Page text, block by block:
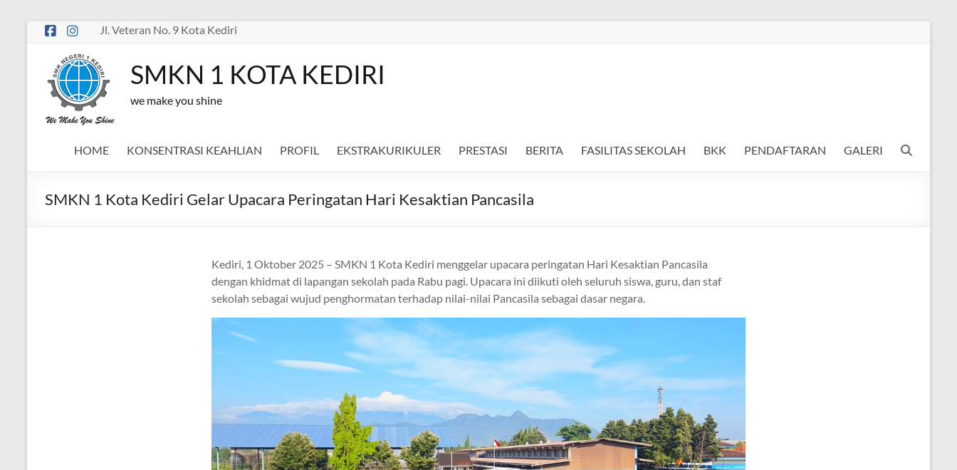
Skip
content
Jl. Veteran No. 9 Kota Kediri
SMKN 1 KOTA KEDIRI
we make you shine
HOME KONSENTRASI KEAHLIAN PROFIL EKSTRAKURIKULER PRESTASI BERITA FASILITAS SEKOLAH BKK PENDAFTARAN GALERI
SMKN 1 Kota Kediri Gelar Upacara Peringatan Hari Kesaktian Pancasila
Kediri, 1 Oktober 2025 – SMKN 1 Kota Kediri menggelar upacara peringatan Hari Kesaktian Pancasila
dengan khidmat di lapangan sekolah pada Rabu pagi. Upacara ini diikuti oleh seluruh siswa, guru, dan staf
sekolah sebagai wujud penghormatan terhadap nilai-nilai Pancasila sebagai dasar negara.